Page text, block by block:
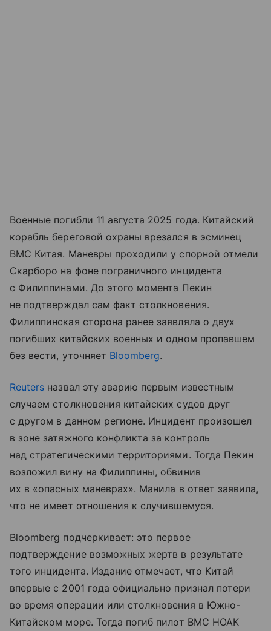
Военные погибли 11 августа 2025 года. Китайский
корабль береговой охраны врезался в эсминец
ВМС Китая. Маневры проходили у спорной отмели
Скарборо на фоне пограничного инцидента
с Филиппинами. До этого момента Пекин
не подтверждал сам факт столкновения.
Филиппинская сторона ранее заявляла о двух
погибших китайских военных и одном пропавшем
без вести, уточняет Bloomberg.
Reuters назвал эту аварию первым известным
случаем столкновения китайских судов друг
с другом в данном регионе. Инцидент произошел
в зоне затяжного конфликта за контроль
над стратегическими территориями. Тогда Пекин
возложил вину на Филиппины, обвинив
их в «опасных маневрах». Манила в ответ заявила,
что не имеет отношения к случившемуся.
Bloomberg подчеркивает: это первое
подтверждение возможных жертв в результате
того инцидента. Издание отмечает, что Китай
впервые с 2001 года официально признал потери
во время операции или столкновения в Южно-
Китайском море. Тогда погиб пилот ВМС НОАК